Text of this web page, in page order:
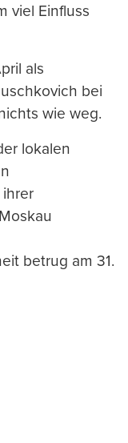
viel Einfluss
als
bei
wie weg.
lokalen
betrug am 31.